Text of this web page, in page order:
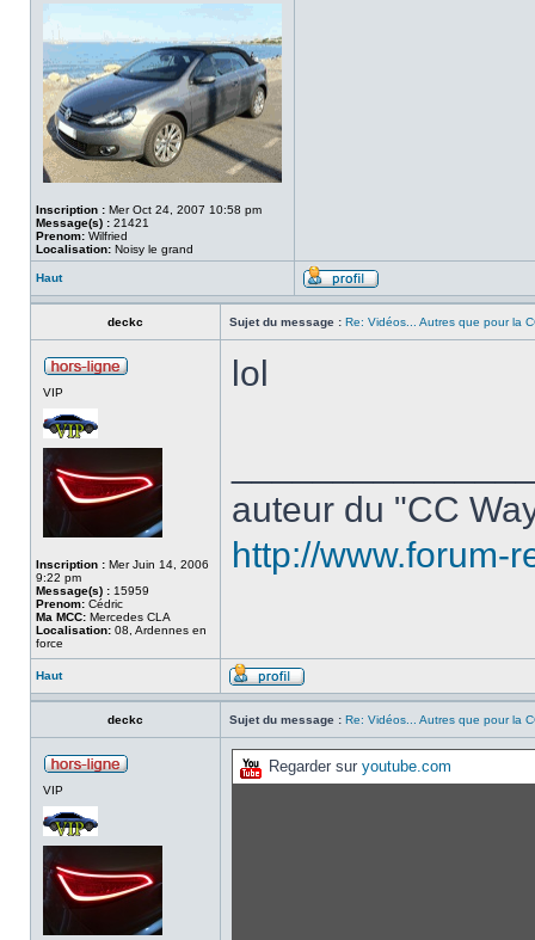
Inscription : Mer Oct 24, 2007 10:58 pm
Message(s) : 21421
Prenom: Wilfried
Localisation: Noisy le grand
Haut
deckc Sujet du message : Re: Vidéos... Autres que pour la
VIP
Inscription : Mer Juin 14, 2006
9:22 pm
Message(s) : 15959
Prenom: Cédric
Ma MCC: Mercedes CLA
Localisation: 08, Ardennes en
force
lol
auteur du "CC
http://www.forum-
Haut
deckc Sujet du message : Re: Vidéos... Autres que pour la
VIP
Regarder sur youtube.com